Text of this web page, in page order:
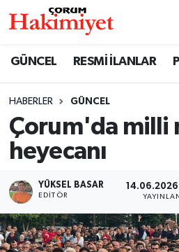
GÜNCEL RESMİ İLANLAR
HABERLER GÜNCEL
Çorum'da milli
heyecanı
YÜKSEL BASAR
EDITÖR
SAĞLIK
ASAYİŞ
EKONOMİ
GÜNCEL
Nöbetçi Eczaneler
Çorum Namaz Vakitleri
Trafik Durumu
Süper Lig Puan Durumu
Tüm Manşetler